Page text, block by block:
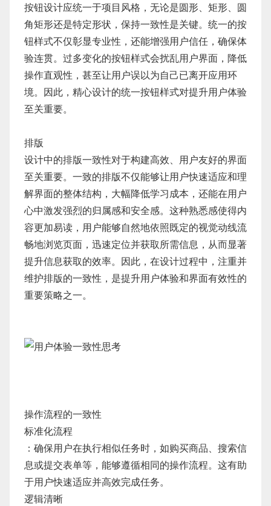
按钮设计应统一于项目风格，无论是圆形、矩形、圆
角矩形还是特定形状，保持一致性是关键。统一的按
钮样式不仅彰显专业性，还能增强用户信任，确保体
验连贯。过多变化的按钮样式会扰乱用户界面，降低
操作直观性，甚至让用户误以为自己已离开应用环
境。因此，精心设计的统一按钮样式对提升用户体验
至关重要。
排版
设计中的排版一致性对于构建高效、用户友好的界面
至关重要。一致的排版不仅能够让用户快速适应和理
解界面的整体结构，大幅降低学习成本，还能在用户
心中激发强烈的归属感和安全感。这种熟悉感使得内
容更加易读，用户能够自然地依照既定的视觉动线流
畅地浏览页面，迅速定位并获取所需信息，从而显著
提升信息获取的效率。因此，在设计过程中，注重并
维护排版的一致性，是提升用户体验和界面有效性的
重要策略之一。
操作流程的一致性
标准化流程
：确保用户在执行相似任务时，如购买商品、搜索信
息或提交表单等，能够遵循相同的操作流程。这有助
于用户快速适应并高效完成任务。
逻辑清晰